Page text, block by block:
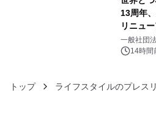
13周年
リニュ
一般社団
14時間
トップ ライフスタイルのプレス